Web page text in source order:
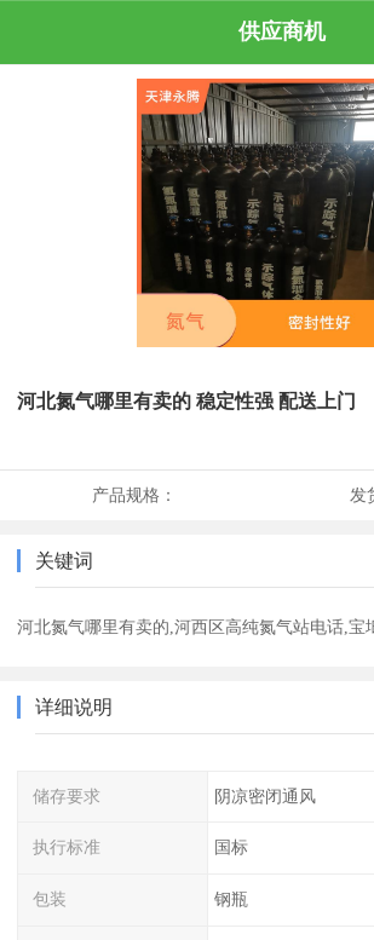
供应商机
河北氮气哪里有卖的 稳定性强 配送上门
产品规格： 发
关键词
河北氮气哪里有卖的,河西区高纯氮气站电话,宝
详细说明
储存要求 阴凉密闭通风
执行标准 国标
包装 钢瓶